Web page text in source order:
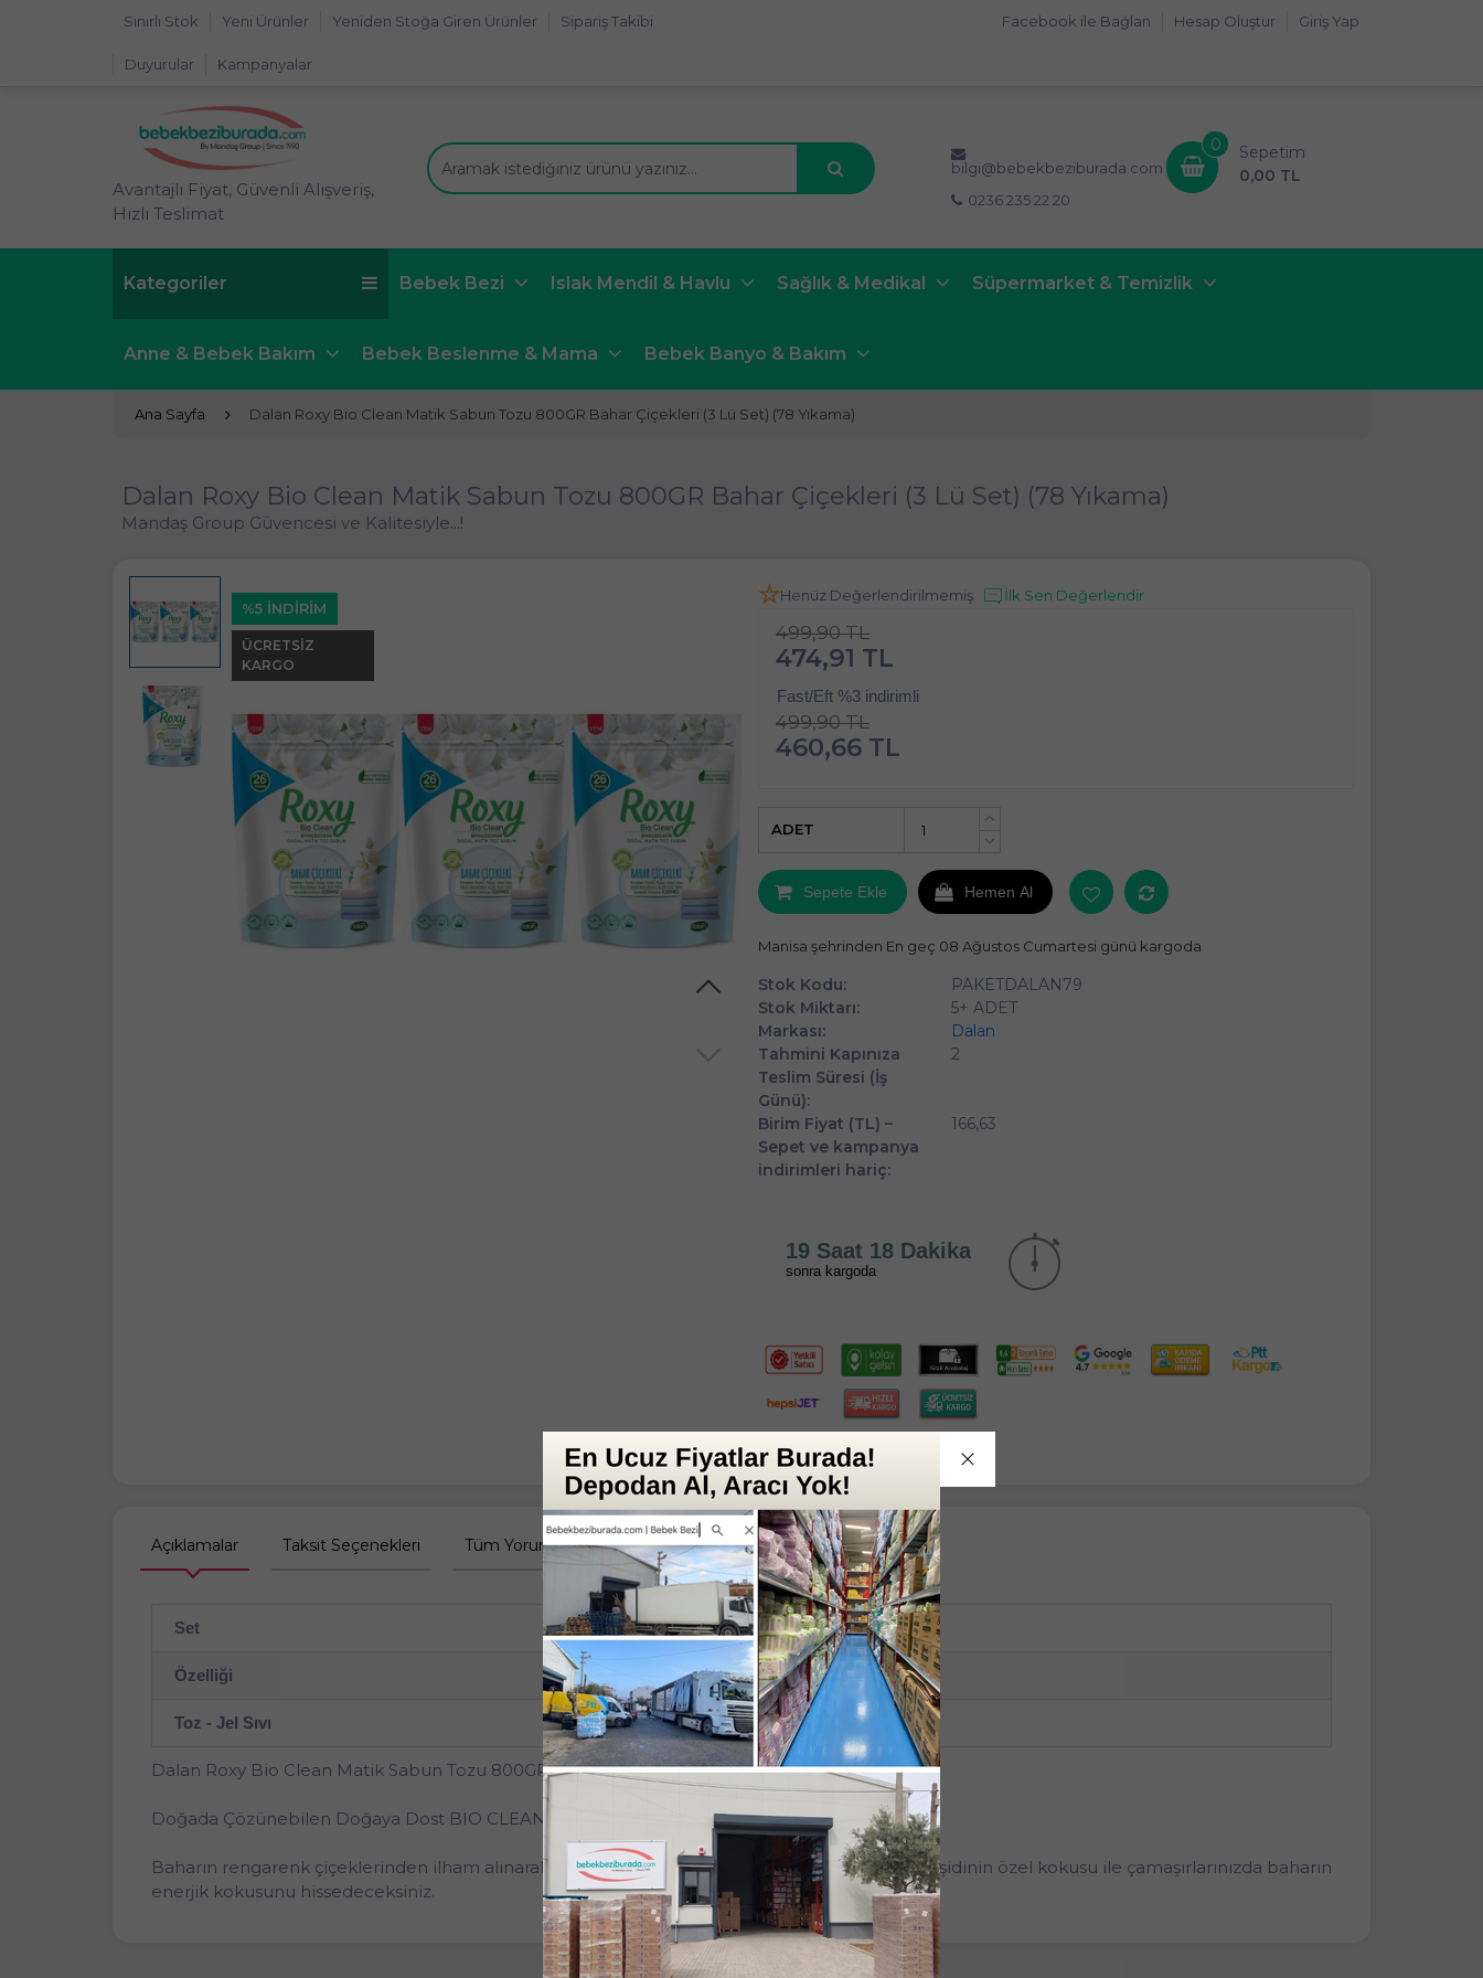
Sınırlı Stok Yeni Ürünler Yeniden Stoğa Giren Ürünler Sipariş Takibi
Duyurular Kampanyalar
Giriş Yap
Hesap Oluştur
Facebook ile Bağlan
Avantajlı Fiyat, Güvenli Alışveriş,
Hızlı Teslimat
bilgi@bebekbeziburada.com
0236 235 22 20
0
Sepetim
0,00 TL
Kategoriler Bebek Bezi Islak Mendil & Havlu Sağlık & Medikal Süpermarket & Temizlik
Anne & Bebek Bakım Bebek Beslenme & Mama Bebek Banyo & Bakım
Ana Sayfa Dalan Roxy Bio Clean Matik Sabun Tozu 800GR Bahar Çiçekleri (3 Lü Set) (78 Yıkama)
Dalan Roxy Bio Clean Matik Sabun Tozu 800GR Bahar Çiçekleri (3 Lü Set) (78 Yıkama)
Mandaş Group Güvencesi ve Kalitesiyle...!
%5 İNDİRİM
ÜCRETSIZ
KARGO
Henüz Değerlendirilmemiş İlk Sen Değerlendir
499,90 TL
474,91 TL
Fast/Eft %3 indirimli
499,90 TL
460,66 TL
+
ADET
Sepete Ekle Hemen Al
Manisa şehrinden En geç 08 Ağustos Cumartesi günü kargoda
Stok Kodu:
PAKETDALAN79
Stok Miktarı:
5+ ADET
Markası:
Dalan
Tahmini Kapınıza
Teslim Süresi (İş
Günü):
2
Birim Fiyat (TL) –
Sepet ve kampanya
indirimleri hariç:
166,63
19 Saat 18 Dakika
sonra kargoda
Açıklamalar Taksit Seçenekleri Tüm Yorumlar Tüm Sorular Anket
Set 3'lü
Özelliği Beyaz ve Renkli Çamaşırlar
Toz - Jel Sıvı Toz Deterjan
Dalan Roxy Bio Clean Matik Sabun Tozu 800GR Bahar Çiçekleri (3 Lü Set) (78 Yıkama)
Doğada Çözünebilen Doğaya Dost BIO CLEAN formül!
Baharın rengarenk çiçeklerinden ilham alınarak tasarlanan, ‘Roxy Bio Clean Bahar Çiçekleri’ çeşidinin özel kokusu ile çamaşırlarınızda baharın
enerjik kokusunu hissedeceksiniz.